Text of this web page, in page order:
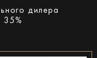
дилера
35%